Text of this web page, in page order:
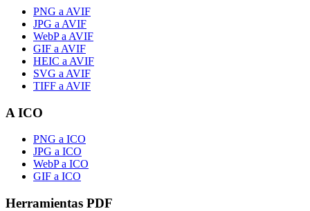
PNG a AVIF
JPG a AVIF
WebP a AVIF
GIF a AVIF
HEIC a AVIF
SVG a AVIF
TIFF a AVIF
A ICO
PNG a ICO
JPG a ICO
WebP a ICO
GIF a ICO
Herramientas PDF